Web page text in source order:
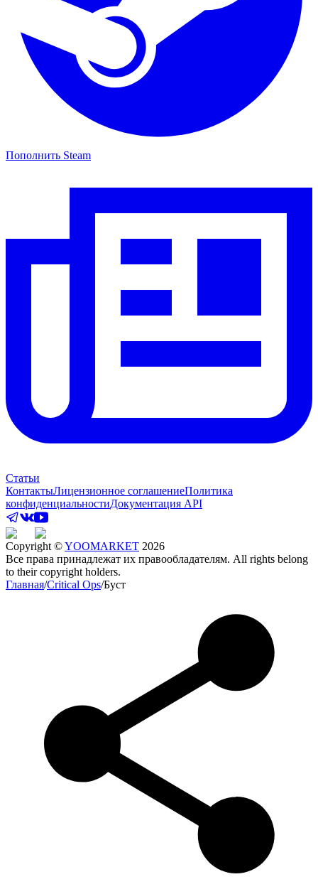
Пополнить Steam
Статьи
КонтактыЛицензионное соглашениеПолитика
конфиденциальностиДокументация API
Copyright ©YOOMARKET 2026
Все права принадлежат их правообладателям. All rights belong
to their copyright holders.
Главная/Critical Ops/Буст